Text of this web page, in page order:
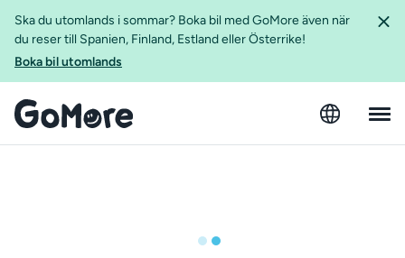
Ska du utomlands i sommar? Boka bil med GoMore även när
du reser till Spanien, Finland, Estland eller Österrike!
Boka bil utomlands